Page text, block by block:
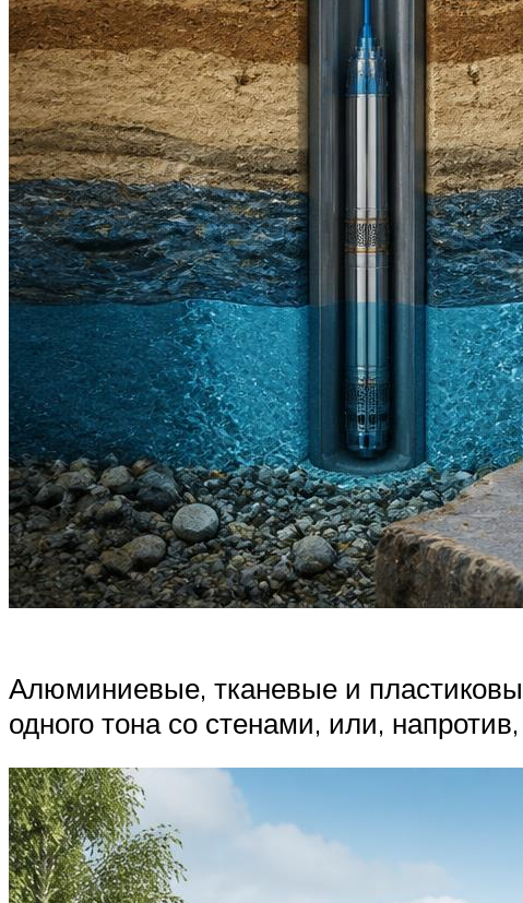
Алюминиевые, тканевые и
одного тона со стенами, или, напротив,